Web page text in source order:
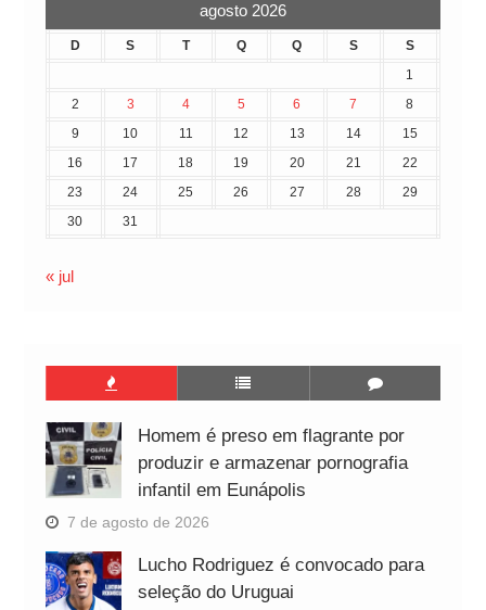
agosto 2026
D S T Q Q S
S
1
2
3 4 5 6 7
8
9
10 11 12 13 14
15
16
17 18 19 20 21
22
23
24 25 26 27 28
29
30
31
« jul
Homem é preso em flagrante por
produzir e armazenar pornografia
infantil em Eunápolis
7 de agosto de 2026
Lucho Rodriguez é convocado para
seleção do Uruguai